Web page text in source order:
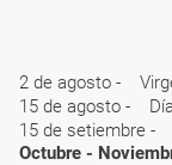
2 de agosto -
15 de agosto -
15 de setiembre -
Octubre -